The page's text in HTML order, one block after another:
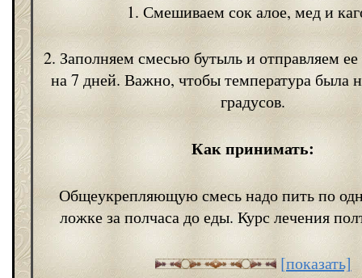
1. Смешиваем сок алое, мед и
2. Заполняем смесью бутыль и отправляем
на 7 дней. Важно, чтобы температура
градусов.
Как принимать:
Общеукрепляющую смесь надо пить по
ложке за полчаса до еды. Курс лечения
[показать]